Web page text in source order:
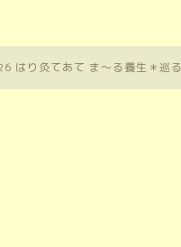
はり灸てあて ま〜る養生＊巡